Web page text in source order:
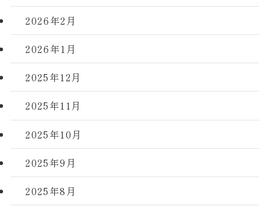
2026年2月
2026年1月
2025年12月
2025年11月
2025年10月
2025年9月
2025年8月